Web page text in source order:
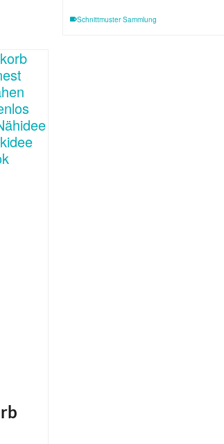
Schnittmuster Sammlung